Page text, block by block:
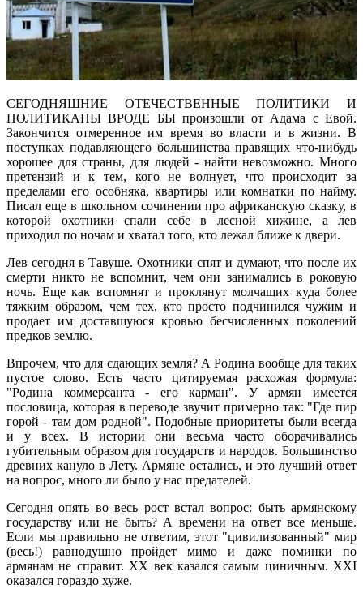
СЕГОДНЯШНИЕ ОТЕЧЕСТВЕННЫЕ ПОЛИТИКИ И
ПОЛИТИКАНЫ ВРОДЕ БЫ произошли от Адама с Евой.
Закончится отмеренное им время во власти и в жизни. В
поступках подавляющего большинства правящих что-нибудь
хорошее для страны, для людей - найти невозможно. Много
претензий и к тем, кого не волнует, что происходит за
пределами его особняка, квартиры или комнатки по найму.
Писал еще в школьном сочинении про африканскую сказку, в
которой охотники спали себе в лесной хижине, а лев
приходил по ночам и хватал того, кто лежал ближе к двери.
Лев сегодня в Тавуше. Охотники спят и думают, что после их
смерти никто не вспомнит, чем они занимались в роковую
ночь. Еще как вспомнят и проклянут молчащих куда более
тяжким образом, чем тех, кто просто подчинился чужим и
продает им доставшуюся кровью бесчисленных поколений
предков землю.
Впрочем, что для сдающих земля? А Родина вообще для таких
пустое слово. Есть часто цитируемая расхожая формула:
"Родина коммерсанта - его карман". У армян имеется
пословица, которая в переводе звучит примерно так: "Где пир
горой - там дом родной". Подобные приоритеты были всегда
и у всех. В истории они весьма часто оборачивались
губительным образом для государств и народов. Большинство
древних кануло в Лету. Армяне остались, и это лучший ответ
на вопрос, много ли было у нас предателей.
Сегодня опять во весь рост встал вопрос: быть армянскому
государству или не быть? А времени на ответ все меньше.
Если мы правильно не ответим, этот "цивилизованный" мир
(весь!) равнодушно пройдет мимо и даже поминки по
армянам не справит. XX век казался самым циничным. XXI
оказался гораздо хуже.